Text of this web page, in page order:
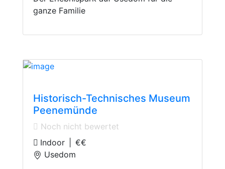
ganze Familie
Historisch-Technisches Museum
Peenemünde
Noch nicht bewertet
Indoor
€€
Usedom